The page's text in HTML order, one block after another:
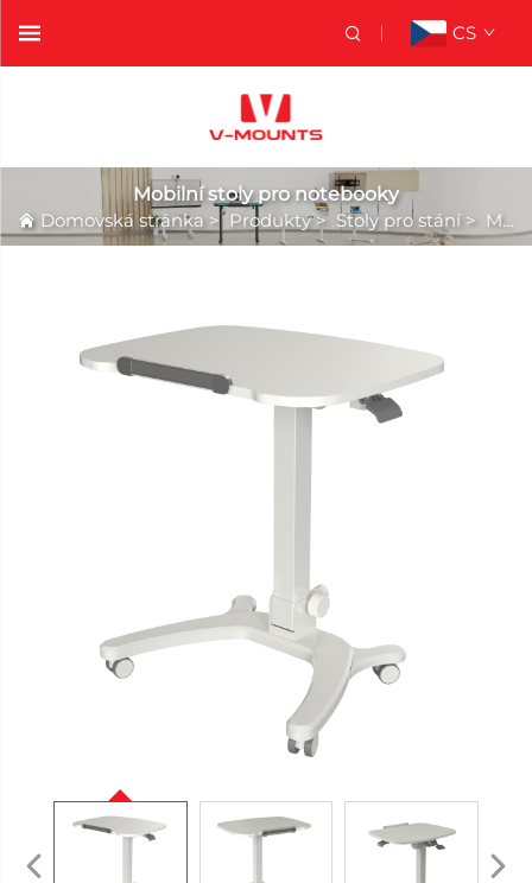
CS
Mobilní stoly pro notebooky
Domovská stránka> Produkty> Stoly pro stání > Mobilní stoly pro notebooky